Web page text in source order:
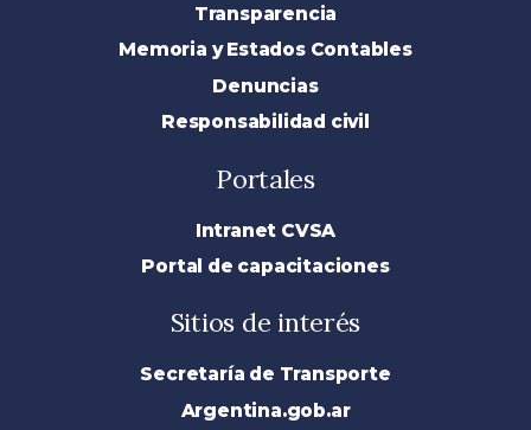
Transparencia
Memoria y Estados Contables
Denuncias
Responsabilidad civil
Portales
Intranet CVSA
Portal de capacitaciones
Sitios de interés
Secretaría de Transporte
Argentina.gob.ar